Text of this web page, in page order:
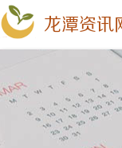
龙潭资讯